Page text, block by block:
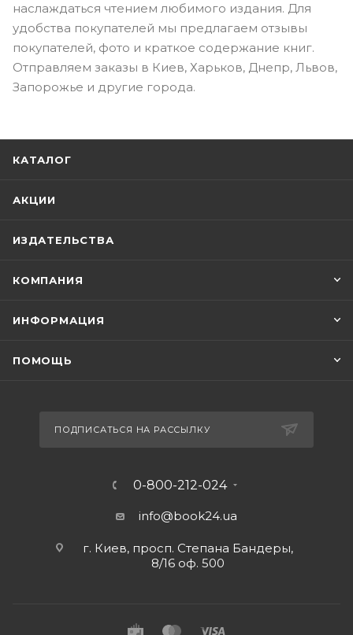
наслаждаться чтением любимого издания. Для
удобства покупателей мы предлагаем отзывы
покупателей, фото и краткое содержание книг.
Отправляем заказы в Киев, Харьков, Днепр, Львов,
Запорожье и другие города.
КАТАЛОГ
АКЦИИ
ИЗДАТЕЛЬСТВА
КОМПАНИЯ
ИНФОРМАЦИЯ
ПОМОЩЬ
ПОДПИСАТЬСЯ НА РАССЫЛКУ
0-800-212-024
info@book24.ua
г. Киев, просп. Степана Бандеры,
8/16 оф. 500